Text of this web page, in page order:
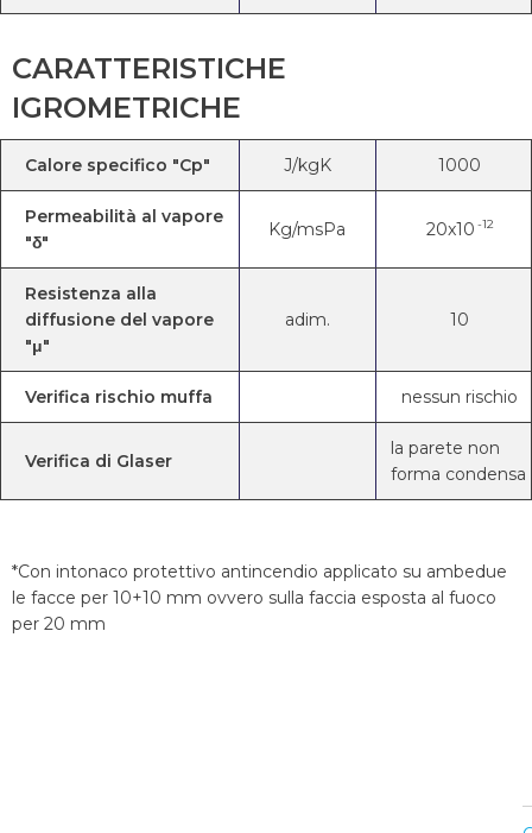
CARATTERISTICHE
IGROMETRICHE
Calore specifico "Cp" J/kgK 1000
Permeabilità al vapore
"δ"
Kg/msPa 20x10 -12
Resistenza alla
diffusione del vapore
"μ"
adim. 10
Verifica rischio muffa nessun rischio
Verifica di Glaser
la parete non
forma condensa
*Con intonaco protettivo antincendio applicato su ambedue
le facce per 10+10 mm ovvero sulla faccia esposta al fuoco
per 20 mm